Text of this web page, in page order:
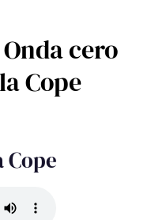
cero
Cope
Cope